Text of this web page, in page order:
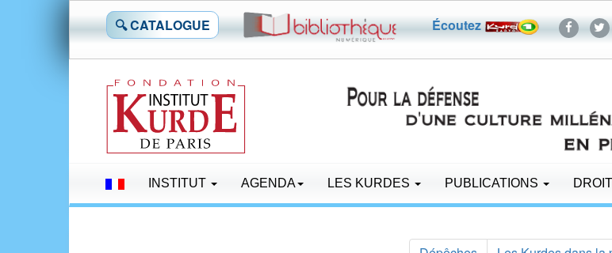
🔍 CATALOGUE Écoutez
INSTITUT AGENDA LES KURDES PUBLICATIONS